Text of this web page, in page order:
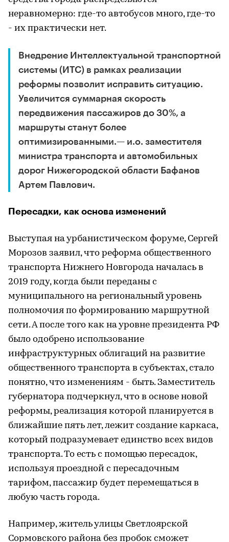
неравномерно: где-то автобусов много, где-то
- их практически нет.
Внедрение Интеллектуальной транспортной
системы (ИТС) в рамках реализации
реформы позволит исправить ситуацию.
Увеличится суммарная скорость
передвижения пассажиров до 30%, а
маршруты станут более
оптимизированными.— и.о. заместителя
министра транспорта и автомобильных
дорог Нижегородской области Бафанов
Артем Павлович.
Пересадки, как основа изменений
Выступая на урбанистическом форуме, Сергей
Морозов заявил, что реформа общественного
транспорта Нижнего Новгорода началась в
2019 году, когда были переданы с
муниципального на региональный уровень
полномочия по формированию маршрутной
сети. А после того как на уровне президента РФ
было одобрено использование
инфраструктурных облигаций на развитие
общественного транспорта в субъектах, стало
понятно, что изменениям - быть. Заместитель
губернатора подчеркнул, что в основе новой
реформы, реализация которой планируется в
ближайшие пять лет, лежит создание каркаса,
который подразумевает единство всех видов
транспорта. То есть с помощью пересадок,
используя проездной с пересадочным
тарифом, пассажир будет перемещаться в
любую часть города.
Например, житель улицы Светлоярской
Сормовского района без пробок сможет